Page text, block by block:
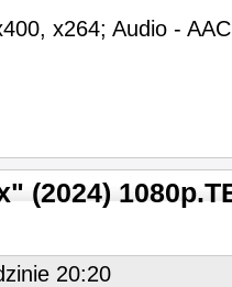
x264; Audio - AAC
(2024)
20:20